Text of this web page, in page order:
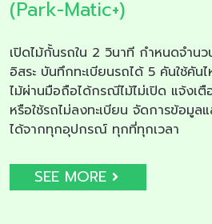
(Park-Matic+)
เปิดไม้กั้นรถใน 2 วินาที กำหนดจำน
อิสระ บันทึกทะเบียนรถได้ 5 คันใช้คัน
ไม้ผ่านมือถือได้กรณีไม้ไม่เปิด แจ้งเ
หรือใช้รถไม่ลงทะเบียน จัดการข้อมูล
ได้จากทุกอุปกรณ์ ทุกที่ทุกเวลา
SEE MORE